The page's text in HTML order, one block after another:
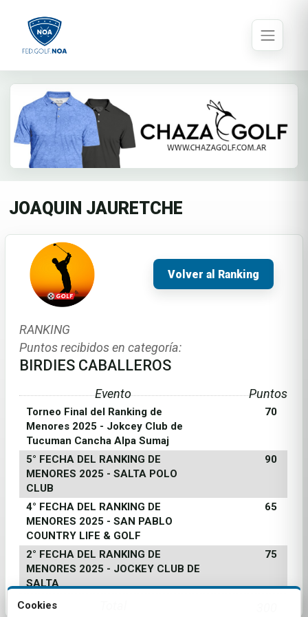
JOAQUIN JAURETCHE
Volver al Ranking
RANKING
Puntos recibidos en categoría:
BIRDIES CABALLEROS
Evento Puntos
Torneo Final del Ranking de
Menores 2025 - Jokcey Club de
Tucuman Cancha Alpa Sumaj
70
5° FECHA DEL RANKING DE
MENORES 2025 - SALTA POLO
CLUB
90
4° FECHA DEL RANKING DE
MENORES 2025 - SAN PABLO
COUNTRY LIFE & GOLF
65
2° FECHA DEL RANKING DE
MENORES 2025 - JOCKEY CLUB DE
SALTA
75
Cookies